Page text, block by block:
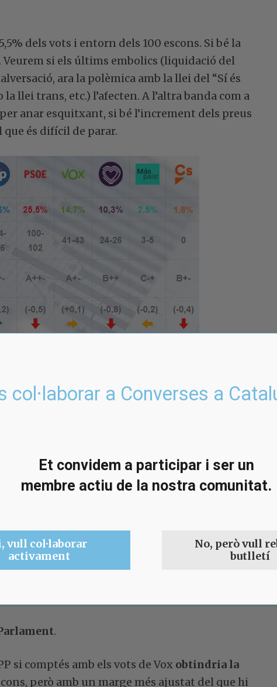
dels vots i entorn dels 100 escons. Si bé la
Veurem si els últims embolics (liquidació del
ara la polèmica amb la llei del “Sí és
llei trans, etc.) l’afecten. A l’altra banda com a
anar esquitxant, si bé l’increment dels preus
és difícil de parar.
decreixement. En tot cas cal assenyalar
un 20,9% dels vots i des d’aleshores quasi
un 10,6% i entre 24 i 26 diputats. La seva
i el seu màxim més pròxim el va
que assoleix entorn del 2,5% i entre 3 i 5
i de la seva aliança amb els valencians de
.
si comptés amb els vots de Vox obtindria la
però amb un marge més ajustat del que hi
col·laborar a Converses a
Et convidem a participar i ser un
membre actiu de la nostra comunitat.
vull col·laborar
activament
No, però vull
butlletí